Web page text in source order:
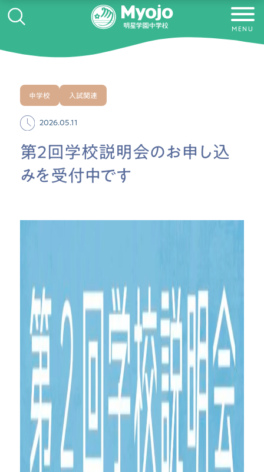
MENU
中学校 入試関連
2026.05.11
第2回学校説明会のお申し込
みを受付中です